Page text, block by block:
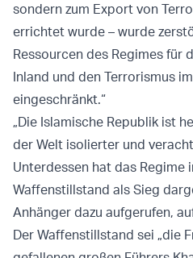
sondern zum Export von
errichtet wurde – wurde
Ressourcen des Regimes für
Inland und den Terrorismus
eingeschränkt.“
„Die Islamische Republik ist
der Welt isolierter und
Unterdessen hat das Regime
Waffenstillstand als Sieg
Anhänger dazu aufgerufen,
Der Waffenstillstand sei „die